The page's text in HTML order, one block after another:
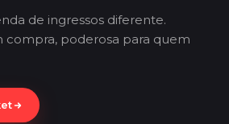
de ingressos diferente.
compra, poderosa para quem